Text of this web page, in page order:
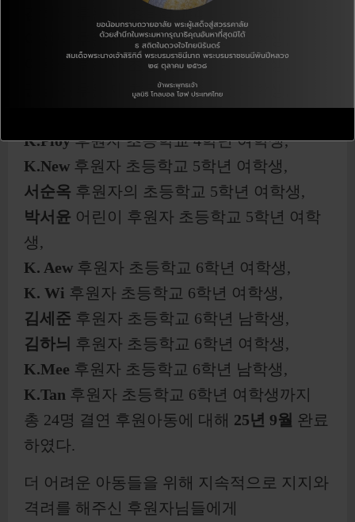
후원자 초등학교 4학년 남학생,
후원자 초등학교 4학년 남학생,
후원자 초등학교 4학년 남학생,
후원자 초등학교 4학년 여학생,
K.Ploy후원자 초등학교 4학년 여학생,
K.New 후원자 초등학교 5학년 여학생,
서순옥 후원자의 초등학교 5학년 여학생,
박서윤 어린이 후원자 초등학교 5학년 여학
생,
K. Aew 후원자 초등학교 6학년 여학생,
K. Wi 후원자 초등학교 6학년 여학생,
김세준 후원자 초등학교 6학년 남학생,
김하늬 후원자 초등학교 6학년 여학생,
K.Mee 후원자 초등학교 6학년 남학생,
K.Tan 후원자 초등학교 6학년 여학생까지
총 24명 결연 후원아동에 대해 25년 9월 완료
하였다.
더 어려운 아동들을 위해 지속적으로 지지와
격려를 해주신 후원자님들에게